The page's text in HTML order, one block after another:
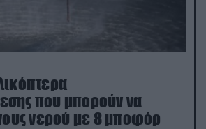
που μπορούν να
νερού με 8 μποφόρ